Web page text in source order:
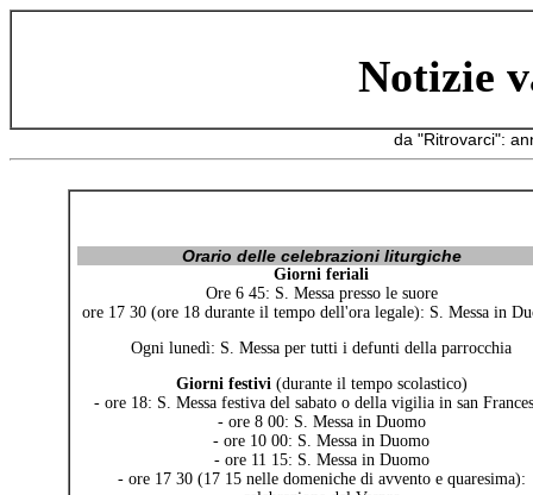
Notizie
da "Ritrovarci":
Orario delle celebrazioni liturgiche
Giorni feriali
Ore 6 45: S. Messa presso le suore
ore 17 30 (ore 18 durante il tempo dell'ora legale): S. Messa in
Ogni lunedì: S. Messa per tutti i defunti della parrocchia
Giorni festivi (durante il tempo scolastico)
- ore 18: S. Messa festiva del sabato o della vigilia in san
- ore 8 00: S. Messa in Duomo
- ore 10 00: S. Messa in Duomo
- ore 11 15: S. Messa in Duomo
- ore 17 30 (17 15 nelle domeniche di avvento e quaresima):